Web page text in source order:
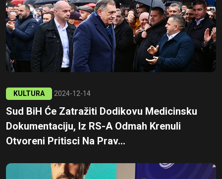
KULTURA 2024-12-14
Sud BiH Će Zatražiti Dodikovu Medicinsku
Dokumentaciju, Iz RS-A Odmah Krenuli
Otvoreni Pritisci Na Prav...